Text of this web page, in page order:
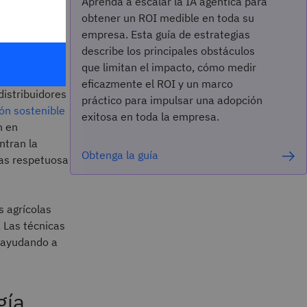
las
sostenible
en
la
respetuosa
agrícolas
técnicas
a
obtener un ROI medible en toda su
empresa. Esta guía de estrategias
describe los principales obstáculos
que limitan el impacto, cómo medir
eficazmente el ROI y un marco
práctico para impulsar una adopción
exitosa en toda la empresa.
Obtenga la guía